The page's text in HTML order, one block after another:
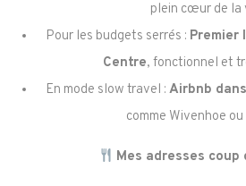
plein cœur de la
Pour les budgets serrés : Premier
Centre, fonctionnel et
En mode slow travel : Airbnb
comme Wivenhoe
Mes adresses